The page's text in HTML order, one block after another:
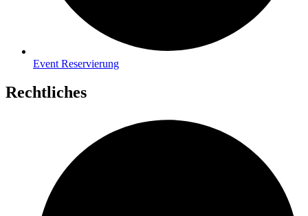
Event Reservierung
Rechtliches